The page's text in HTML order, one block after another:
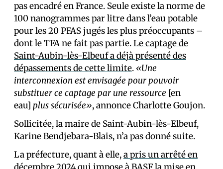
pas encadré en France. Seule existe la norme de
100 nanogrammes par litre dans l’eau potable
pour les 20 PFAS jugés les plus préoccupants –
dont le TFA ne fait pas partie.Le captage de
Saint-Aubin-lès-Elbeuf a déjà présenté des
dépassements de cette limite. «Une
interconnexion est envisagée pour pouvoir
substituer ce captage par une ressource [en
eau] plus sécurisée», annonce Charlotte Goujon.
Sollicitée, la maire de Saint-Aubin-lès-Elbeuf,
Karine Bendjebara-Blais, n’a pas donné suite.
La préfecture, quant à elle,a pris un arrêté en